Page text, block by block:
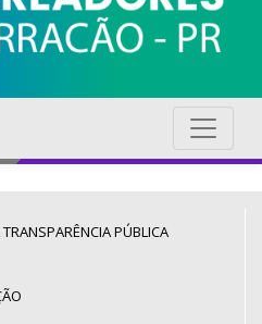
PÚBLICA